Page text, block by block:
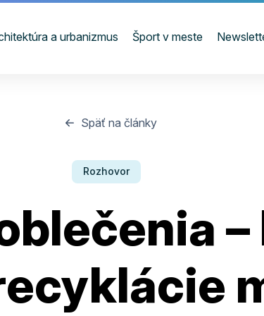
a urbanizmus Šport v meste
Späť na články
Rozhovor